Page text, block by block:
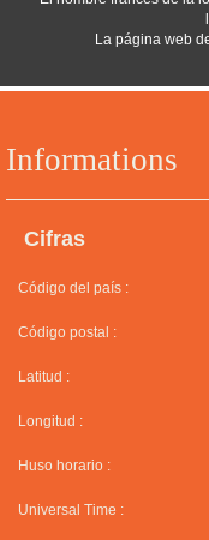
Informations
Cifras
Código del país :
Código postal :
Latitud :
Longitud :
Huso horario :
Universal Time :
La página web